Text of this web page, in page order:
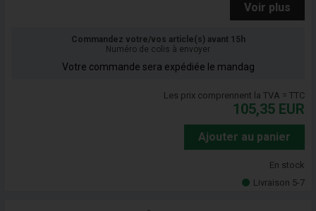
Voir plus
Commandez votre/vos article(s) avant 15h
Numéro de colis à envoyer
Votre commande sera expédiée le mandag
Les prix comprennent la TVA = TTC
105,35 EUR
Ajouter au panier
En stock
Livraison 5-7